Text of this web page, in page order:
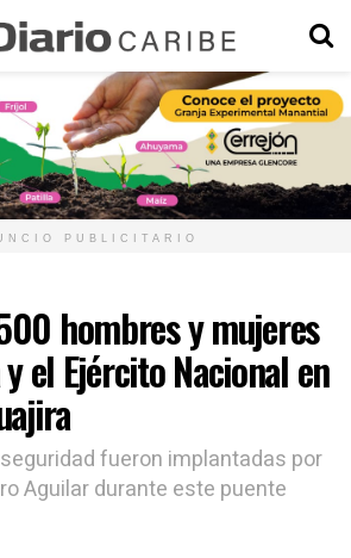
PUBLICITARIO
hombres y mujeres
el Ejército Nacional en
fueron implantadas por
Aguilar durante este puente